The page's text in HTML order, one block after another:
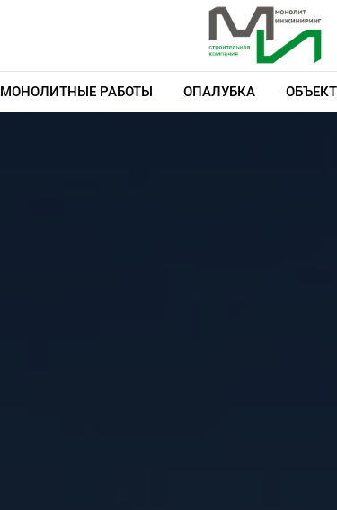
МОНОЛИТНЫЕ РАБОТЫ ОПАЛУБКА